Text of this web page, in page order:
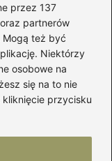
przez 137
partnerów
Mogą też być
Niektórzy
osobowe na
się na to nie
przycisku
ale
i
bluzka,
stylizacji.